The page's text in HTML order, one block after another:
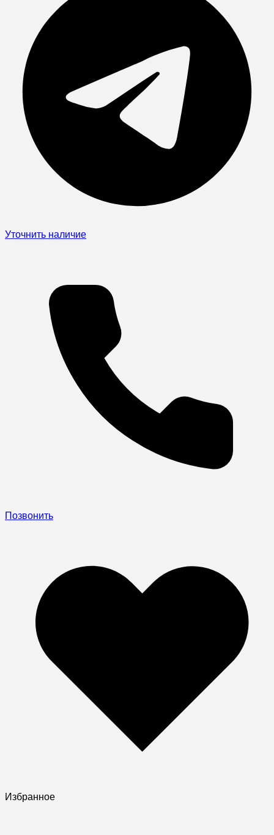
Уточнить наличие
Позвонить
Избранное